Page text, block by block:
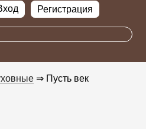
Регистрация
⇒ Пусть век